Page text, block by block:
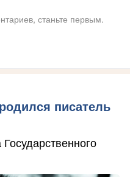
станьте первым.
писатель